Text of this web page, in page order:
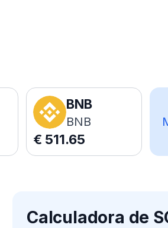
BNB
BNB
€ 511.65
Calculadora de